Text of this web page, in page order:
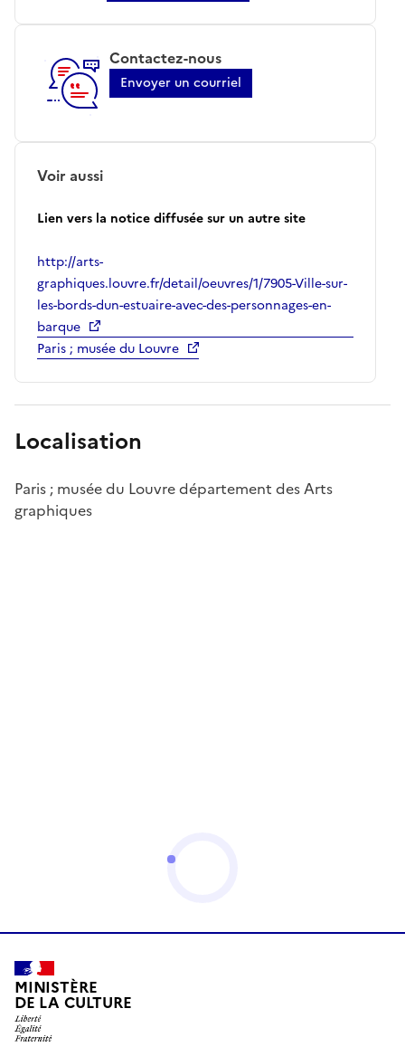
Contactez-nous
Envoyer un courriel
Voir aussi
Lien vers la notice diffusée sur un autre site
http://arts-
graphiques.louvre.fr/detail/oeuvres/1/7905-Ville-sur-
les-bords-dun-estuaire-avec-des-personnages-en-
barque
Paris ; musée du Louvre
Localisation
Paris ; musée du Louvre département des Arts
graphiques
MINISTÈRE
DE LA CULTURE